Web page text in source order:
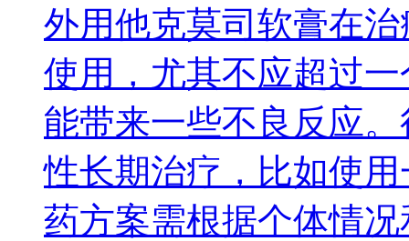
外用他克莫司软膏在
使用，尤其不应超过
能带来一些不良反应
性长期治疗，比如使
药方案需根据个体情